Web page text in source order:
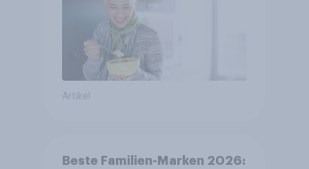
Artikel
Beste Familien-Marken 2026: